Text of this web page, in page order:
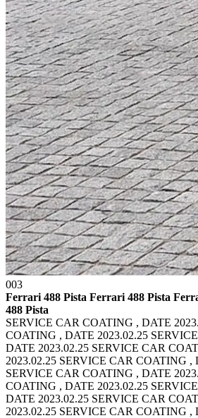
003
Ferrari 488 Pista Ferrari 488 Pista
488 Pista
SERVICE CAR COATING , DATE
COATING , DATE 2023.02.25
DATE 2023.02.25 SERVICE CAR
2023.02.25 SERVICE CAR COATING ,
SERVICE CAR COATING , DATE
COATING , DATE 2023.02.25
DATE 2023.02.25 SERVICE CAR
2023.02.25 SERVICE CAR COATING ,